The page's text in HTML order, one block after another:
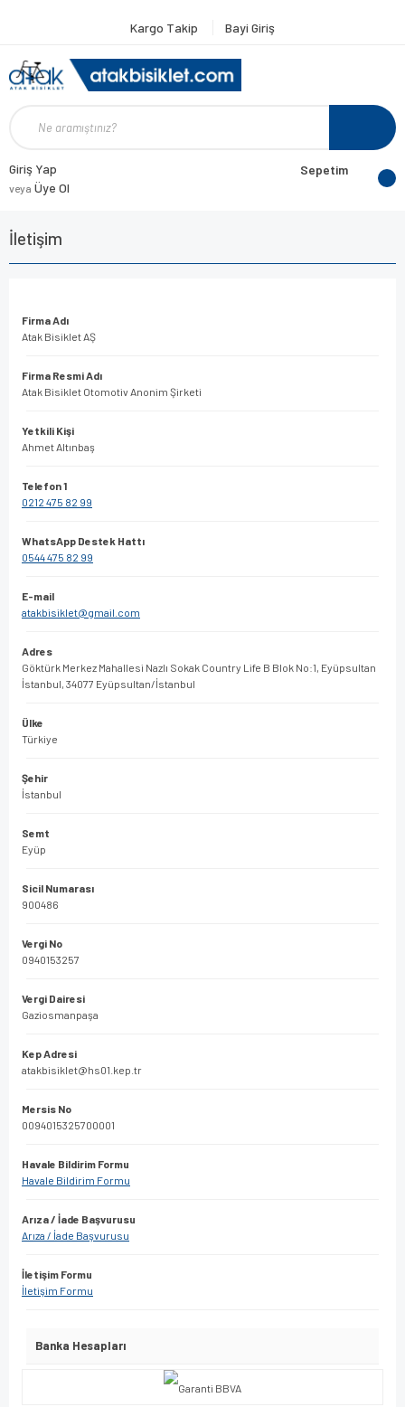
Kargo Takip Bayi Giriş
Giriş Yap
veya Üye Ol
Sepetim
İletişim
Firma Adı
Atak Bisiklet AŞ
Firma Resmi Adı
Atak Bisiklet Otomotiv Anonim Şirketi
Yetkili Kişi
Ahmet Altınbaş
Telefon 1
0212 475 82 99
WhatsApp Destek Hattı
0544 475 82 99
E-mail
atakbisiklet@gmail.com
Adres
Göktürk Merkez Mahallesi Nazlı Sokak Country Life B Blok No:1, Eyüpsultan
İstanbul, 34077 Eyüpsultan/İstanbul
Ülke
Türkiye
Şehir
İstanbul
Semt
Eyüp
Sicil Numarası
900486
Vergi No
0940153257
Vergi Dairesi
Gaziosmanpaşa
Kep Adresi
atakbisiklet@hs01.kep.tr
Mersis No
0094015325700001
Havale Bildirim Formu
Havale Bildirim Formu
Arıza / İade Başvurusu
Arıza / İade Başvurusu
İletişim Formu
İletişim Formu
Banka Hesapları